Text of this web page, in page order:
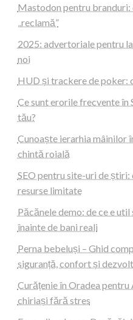
Mastodon pentru
„reclamă”
2025: advertoriale pentru
noi
HUD și trackere de poker:
Ce sunt erorile frecvente în
tău?
Cunoaște ierarhia mâinilor
chintă roială
SEO pentru site-uri de știri:
resurse limitate
Păcănele demo: de ce e
înainte de bani reali
Perna bebeluși – Ghid
siguranță, confort și
Curățenie în Oradea
chiriași fără stres